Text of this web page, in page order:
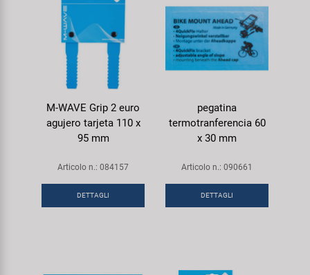
M-WAVE Grip 2 euro
agujero tarjeta 110 x
95 mm
Articolo n.: 084157
DETTAGLI
pegatina
termotranferencia 60
x 30 mm
Articolo n.: 090661
DETTAGLI